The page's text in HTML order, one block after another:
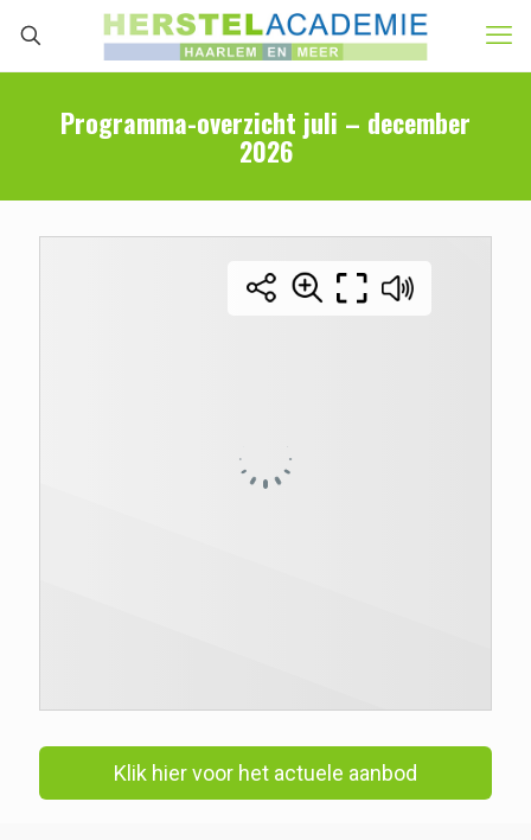
Programma-overzicht juli – december
2026
Klik hier voor het actuele aanbod